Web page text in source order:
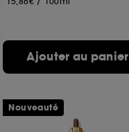
Ajouter au panier
Nouveauté